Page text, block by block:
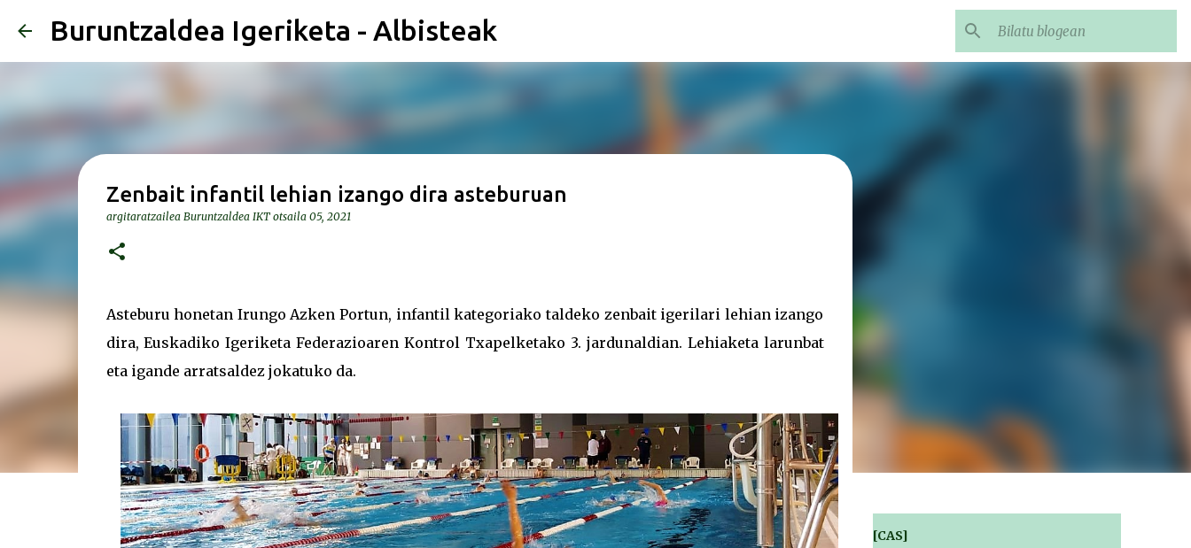
Saltatu eta joan eduki nagusira
Buruntzaldea Igeriketa - Albisteak
Zenbait infantil lehian izango dira asteburuan
argitaratzailea Buruntzaldea IKT otsaila 05, 2021
Asteburu honetan Irungo Azken Portun, infantil kategoriako taldeko zenbait igerilari lehian izango
dira, Euskadiko Igeriketa Federazioaren Kontrol Txapelketako 3. jardunaldian. Lehiaketa larunbat
eta igande arratsaldez jokatuko da.
[CAS]